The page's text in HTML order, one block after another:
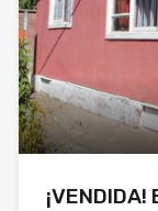
¡VENDIDA!